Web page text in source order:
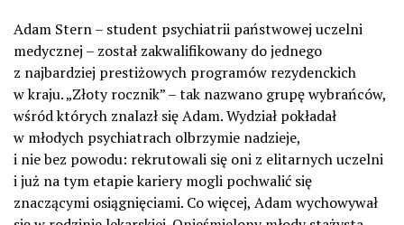
Adam Stern – student psychiatrii państwowej uczelni
medycznej – został zakwalifikowany do jednego
z najbardziej prestiżowych programów rezydenckich
w kraju. „Złoty rocznik” – tak nazwano grupę wybrańców,
wśród których znalazł się Adam. Wydział pokładał
w młodych psychiatrach olbrzymie nadzieje,
i nie bez powodu: rekrutowali się oni z elitarnych uczelni
i już na tym etapie kariery mogli pochwalić się
znaczącymi osiągnięciami. Co więcej, Adam wychowywał